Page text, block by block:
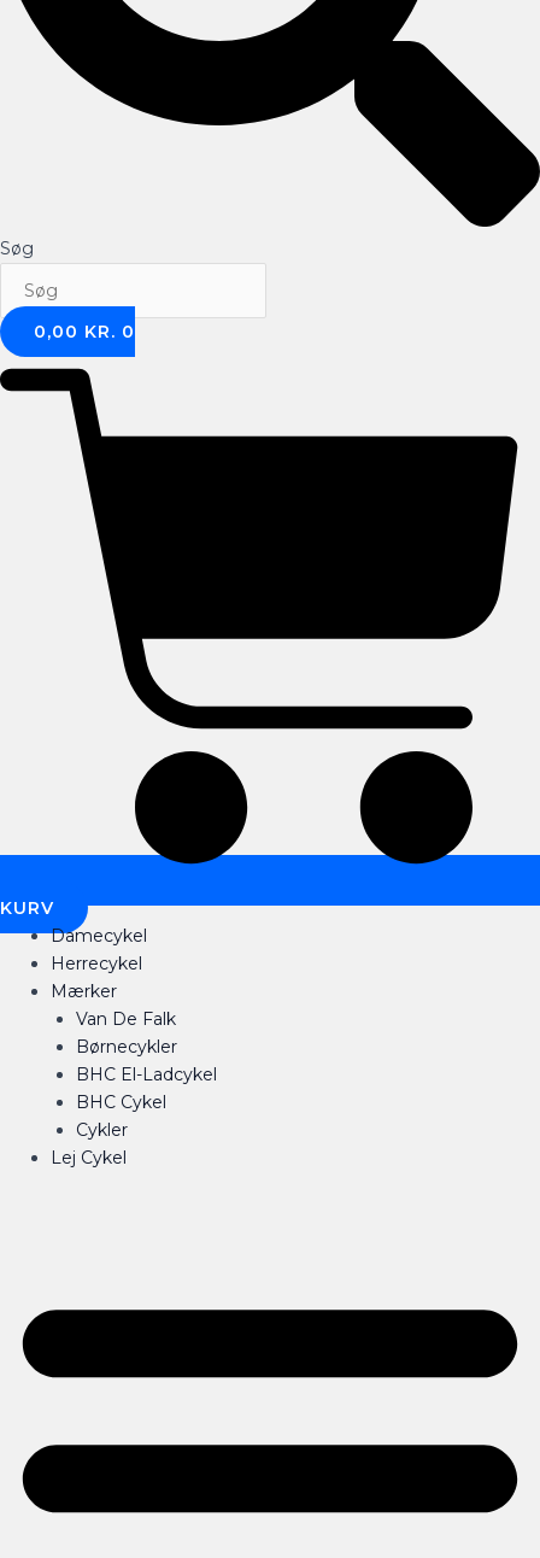
Søg
0,00 KR. 0
KURV
Damecykel
Herrecykel
Mærker
Van De Falk
Børnecykler
BHC El-Ladcykel
BHC Cykel
Cykler
Lej Cykel